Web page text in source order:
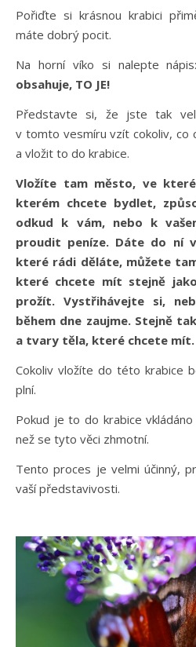
Pořiďte si krásnou krabici
máte dobrý pocit.
Na horní víko si nalepte
obsahuje, TO JE!
Představte si, že jste tak
v tomto vesmíru vzít cokoliv, co
a vložit to do krabice.
Vložíte tam město, ve
kterém chcete bydlet,
odkud k vám, nebo k
proudit peníze. Dáte do ní
které rádi děláte, můžete
které chcete mít stejně
prožít. Vystřihávejte si,
během dne zaujme. Stejně
a tvary těla, které chcete mít.
Cokoliv vložíte do této krabice
plní.
Pokud je to do krabice
než se tyto věci zhmotní.
Tento proces je velmi účinný,
vaší představivosti.